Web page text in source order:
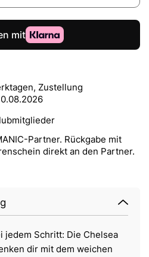
Zustellung
Partner. Rückgabe mit
direkt an den Partner.
jedem Schritt: Die Chelsea
dir mit dem weichen